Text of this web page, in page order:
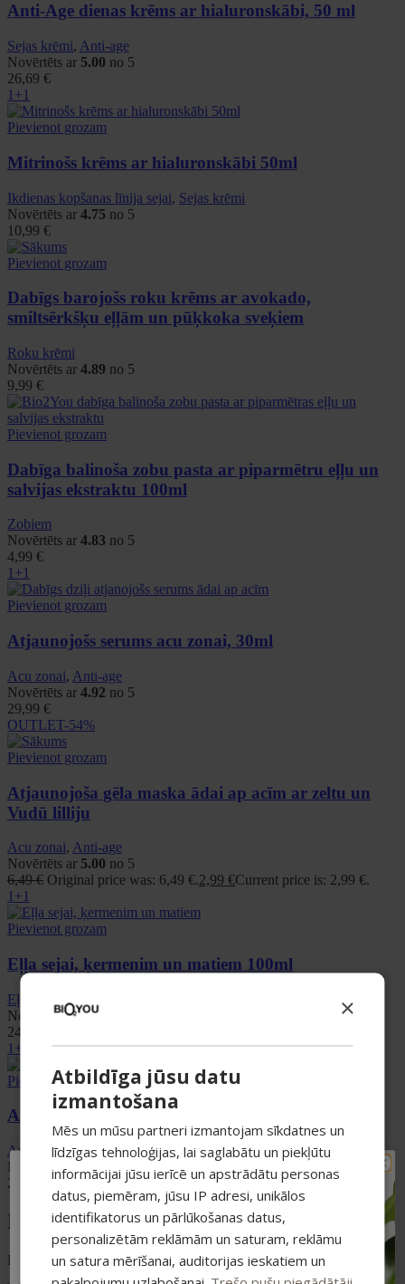
Anti-Age dienas krēms ar hialuronskābi, 50 ml
Sejas krēmi, Anti-age
Novērtēts ar 5.00 no 5
26,69 €
1+1
Pievienot grozam
Mitrinošs krēms ar hialuronskābi 50ml
Ikdienas kopšanas līnija sejai, Sejas krēmi
Novērtēts ar 4.75 no 5
10,99 €
Pievienot grozam
Dabīgs barojošs roku krēms ar avokado,
smiltsērkšķu eļļām un pūķkoka sveķiem
Roku krēmi
Novērtēts ar 4.89 no 5
9,99 €
Pievienot grozam
Dabīga balinoša zobu pasta ar piparmētru eļļu un
salvijas ekstraktu 100ml
Zobiem
Novērtēts ar 4.83 no 5
4,99 €
1+1
Pievienot grozam
Atjaunojošs serums acu zonai, 30ml
Acu zonai, Anti-age
Novērtēts ar 4.92 no 5
29,99 €
OUTLET-54%
Pievienot grozam
Atjaunojoša gēla maska ādai ap acīm ar zeltu un
Vudū lilliju
Acu zonai, Anti-age
Novērtēts ar 5.00 no 5
6,49€ Original price was: 6,49 €.2,99 €Current price is: 2,99 €.
1+1
Pievienot grozam
Eļļa sejai, ķermenim un matiem 100ml
Eļļas
Smiltsērkšķu līnija
Novērtēts ar4.93
24,99
1+1
Pievienot grozam
Anti-Age serums sejas ādai 15ml
Anti-age,Serumi
Novērtēts ar
4.85 no 5
29,99
Produktu kategorijas
Dažādi produkti tavai veselībai un skaistumam
×
Atbildīga jūsu datu
izmantošana
Mēs un mūsu partneri izmantojam sīkdatnes un
līdzīgas tehnoloģijas, lai saglabātu un piekļūtu
informācijai jūsu ierīcē un apstrādātu personas
datus, piemēram, jūsu IP adresi, unikālos
identifikatorus un pārlūkošanas datus,
personalizētām reklāmām un saturam, reklāmu
un satura mērīšanai, auditorijas ieskatiem un
TAVAM PIRMAJAM
PIRKUMAM PAPILDUS
-15% ATLAIDE!
Pieraksties jaunumiem un saņem īpašu
atlaidi savam pirmajam pasūtījumam.
Atlaide summējas ar esošajiem piedāvājumiem